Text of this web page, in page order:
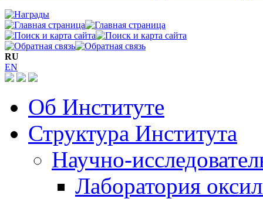
RU
EN
Об Институте
Структура Института
Научно-
Лаборатория